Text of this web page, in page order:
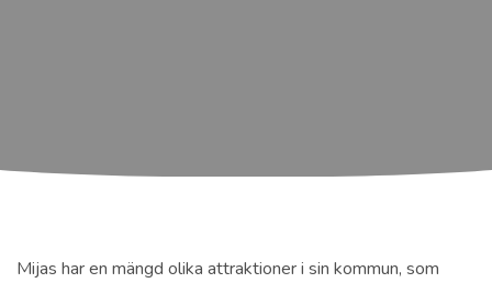
Mijas har en mängd olika attraktioner i sin kommun, som